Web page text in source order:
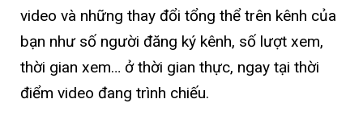
video và những thay đổi tổng thể trên kênh của
bạn như số người đăng ký kênh, số lượt xem,
thời gian xem… ở thời gian thực, ngay tại thời
điểm video đang trình chiếu.